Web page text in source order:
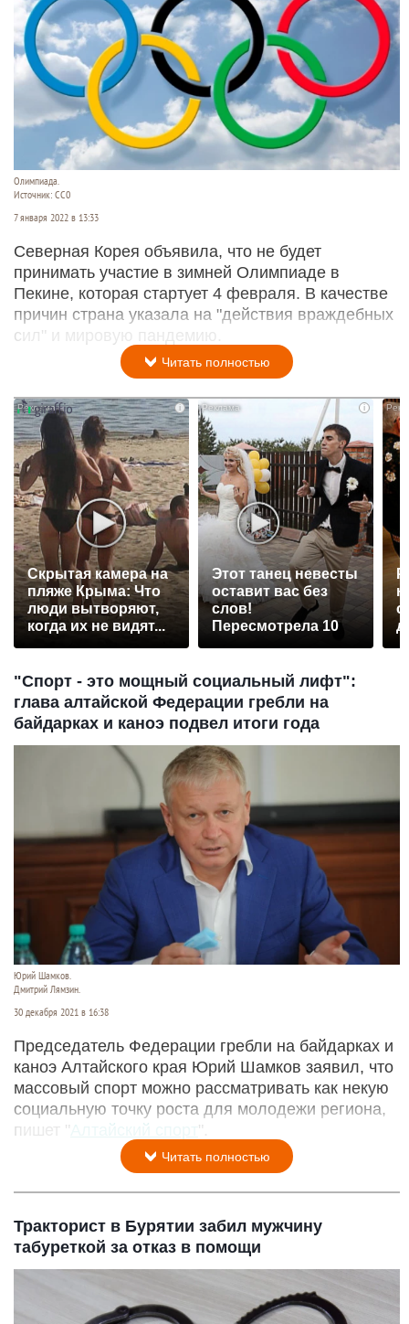
Олимпиада.
Источник: СС0
7 января 2022 в 13:33
Северная Корея объявила, что не будет
принимать участие в зимней Олимпиаде в
Пекине, которая стартует 4 февраля. В качестве
причин страна указала на "действия враждебных
сил" и мировую пандемию.
Читать полностью
i
Скрытая камера на
пляже Крыма: Что
люди вытворяют,
когда их не видят...
i
Этот танец невесты
оставит вас без
слов!
Пересмотрела 10
"Спорт - это мощный социальный лифт":
глава алтайской Федерации гребли на
байдарках и каноэ подвел итоги года
Юрий Шамков.
Дмитрий Лямзин.
30 декабря 2021 в 16:38
Председатель Федерации гребли на байдарках и
каноэ Алтайского края Юрий Шамков заявил, что
массовый спорт можно рассматривать как некую
социальную точку роста для молодежи региона,
пишет " Алтайский спорт ".
Читать полностью
Тракторист в Бурятии забил мужчину
табуреткой за отказ в помощи